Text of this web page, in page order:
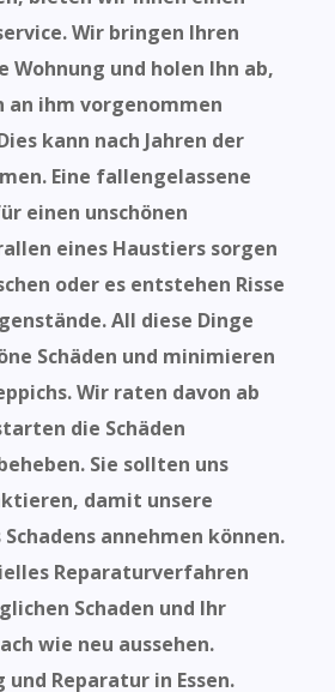
Wir bringen Ihren
Wohnung und holen Ihn ab,
an ihm vorgenommen
kann nach Jahren der
Eine fallengelassene
einen unschönen
eines Haustiers sorgen
oder es entstehen Risse
All diese Dinge
Schäden und minimieren
Wir raten davon ab
die Schäden
Sie sollten uns
damit unsere
annehmen können.
Reparaturverfahren
Schaden und Ihr
wie neu aussehen.
Reparatur in Essen.